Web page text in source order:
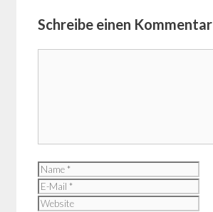
Schreibe einen Kommentar
Name